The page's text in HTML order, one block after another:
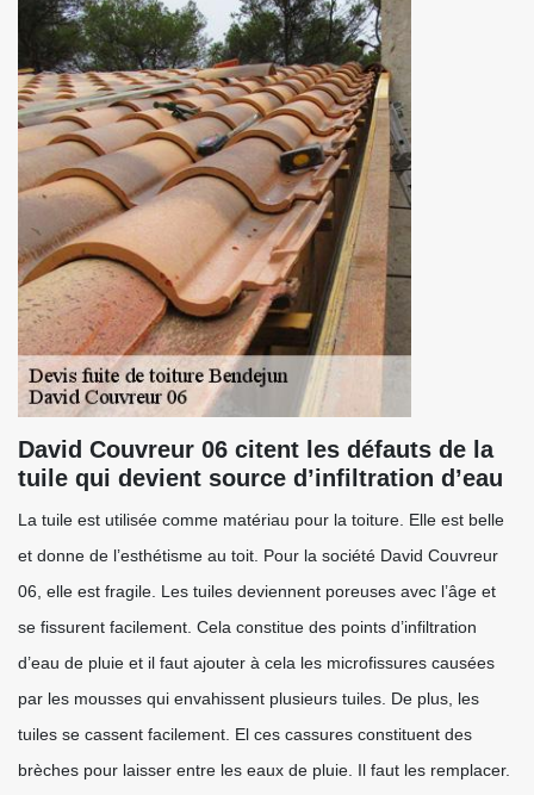
David Couvreur 06 citent les défauts de la
tuile qui devient source d’infiltration d’eau
La tuile est utilisée comme matériau pour la toiture. Elle est belle
et donne de l’esthétisme au toit. Pour la société David Couvreur
06, elle est fragile. Les tuiles deviennent poreuses avec l’âge et
se fissurent facilement. Cela constitue des points d’infiltration
d’eau de pluie et il faut ajouter à cela les microfissures causées
par les mousses qui envahissent plusieurs tuiles. De plus, les
tuiles se cassent facilement. El ces cassures constituent des
brèches pour laisser entre les eaux de pluie. Il faut les remplacer.